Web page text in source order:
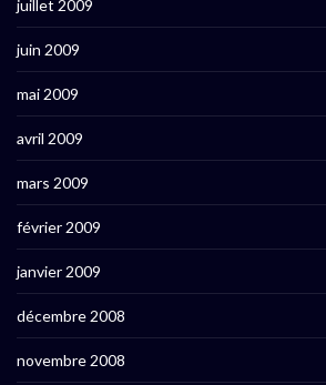
juillet 2009
juin 2009
mai 2009
avril 2009
mars 2009
février 2009
janvier 2009
décembre 2008
novembre 2008